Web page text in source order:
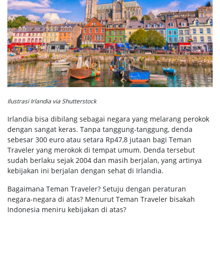
Ilustrasi Irlandia via Shutterstock
Irlandia bisa dibilang sebagai negara yang melarang perokok
dengan sangat keras. Tanpa tanggung-tanggung, denda
sebesar 300 euro atau setara Rp47,8 jutaan bagi Teman
Traveler yang merokok di tempat umum. Denda tersebut
sudah berlaku sejak 2004 dan masih berjalan, yang artinya
kebijakan ini berjalan dengan sehat di Irlandia.
Bagaimana Teman Traveler? Setuju dengan peraturan
negara-negara di atas? Menurut Teman Traveler bisakah
Indonesia meniru kebijakan di atas?